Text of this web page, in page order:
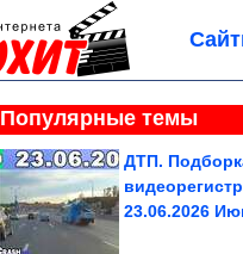
Популярные темы
ДТП.
23.06.2026